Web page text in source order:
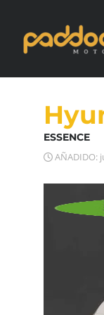
ESSENCE
AÑADIDO: